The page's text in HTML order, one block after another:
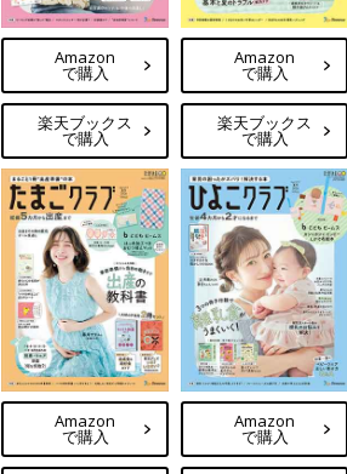
Amazon
で購入
楽天ブックス
で購入
Amazon
で購入
楽天ブックス
で購入
Amazon
で購入
Amazon
で購入